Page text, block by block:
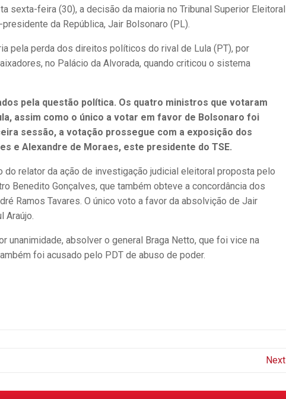
sexta-feira (30), a decisão da maioria no Tribunal Superior Eleitoral
da República, Jair Bolsonaro (PL).
pela perda dos direitos políticos do rival de Lula (PT), por
no Palácio da Alvorada, quando criticou o sistema
pela questão política. Os quatro ministros que votaram
assim como o único a votar em favor de Bolsonaro foi
sessão, a votação prossegue com a exposição dos
e Alexandre de Moraes, este presidente do TSE.
do relator da ação de investigação judicial eleitoral proposta pelo
Benedito Gonçalves, que também obteve a concordância dos
Ramos Tavares. O único voto a favor da absolvição de Jair
Araújo.
unanimidade, absolver o general Braga Netto, que foi vice na
foi acusado pelo PDT de abuso de poder.
Next